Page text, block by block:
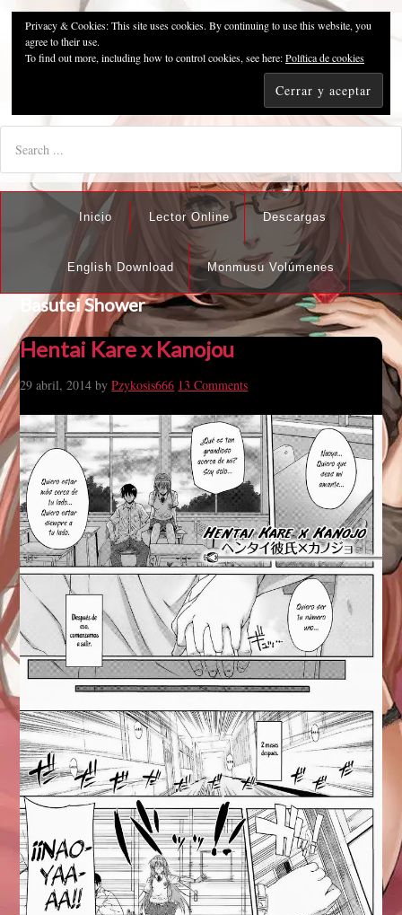
Pzykosis666HFansub
"I'm the best there is at what I do, but what I do best isn't very
Inicio Lector Online Descargas
English Download Monmusu Volúmenes
Basutei Shower
Hentai Kare x Kanojou
29 abril, 2014 byPzykosis666 13 Comments
Privacy & Cookies: This site uses cookies. By continuing to use this website, you
agree to their use.
To find out more, including how to control cookies, see here:Política de cookies